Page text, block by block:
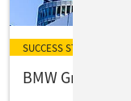
SUCCESS STORY
BMW Group: